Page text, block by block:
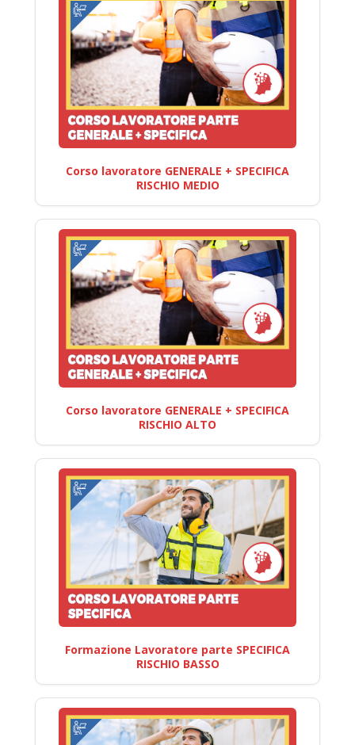
Corso lavoratore GENERALE + SPECIFICA
RISCHIO MEDIO
Corso lavoratore GENERALE + SPECIFICA
RISCHIO ALTO
Formazione Lavoratore parte SPECIFICA
RISCHIO BASSO